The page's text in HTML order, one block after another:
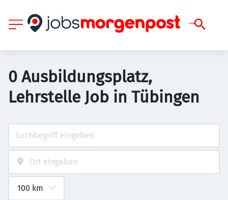
0 Ausbildungsplatz,
Lehrstelle Job in Tübingen